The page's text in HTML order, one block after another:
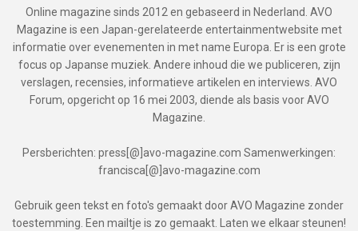
Online magazine sinds 2012 en gebaseerd in Nederland. AVO
Magazine is een Japan-gerelateerde entertainmentwebsite met
informatie over evenementen in met name Europa. Er is een grote
focus op Japanse muziek. Andere inhoud die we publiceren, zijn
verslagen, recensies, informatieve artikelen en interviews. AVO
Forum, opgericht op 16 mei 2003, diende als basis voor AVO
Magazine.
Persberichten: press[@]avo-magazine.com Samenwerkingen:
francisca[@]avo-magazine.com
Gebruik geen tekst en foto's gemaakt door AVO Magazine zonder
toestemming. Een mailtje is zo gemaakt. Laten we elkaar steunen!